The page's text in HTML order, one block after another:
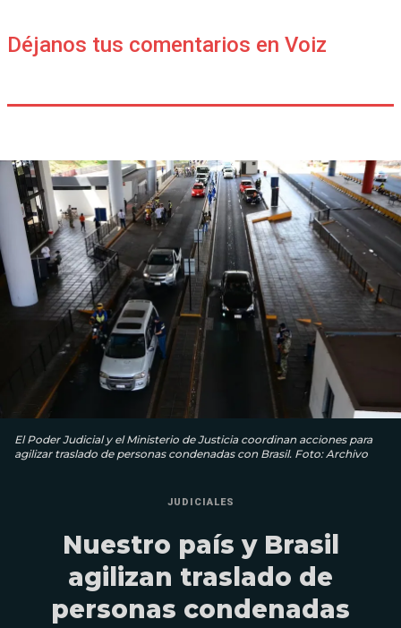
Déjanos tus comentarios en Voiz
El Poder Judicial y el Ministerio de Justicia coordinan acciones para
agilizar traslado de personas condenadas con Brasil. Foto: Archivo
JUDICIALES
Nuestro país y Brasil
agilizan traslado de
personas condenadas